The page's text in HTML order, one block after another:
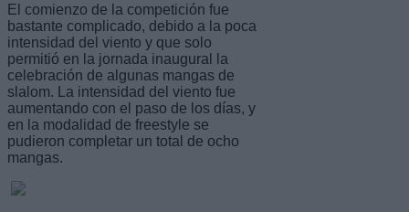
El comienzo de la competición fue
bastante complicado, debido a la poca
intensidad del viento y que solo
permitió en la jornada inaugural la
celebración de algunas mangas de
slalom. La intensidad del viento fue
aumentando con el paso de los días, y
en la modalidad de freestyle se
pudieron completar un total de ocho
mangas.